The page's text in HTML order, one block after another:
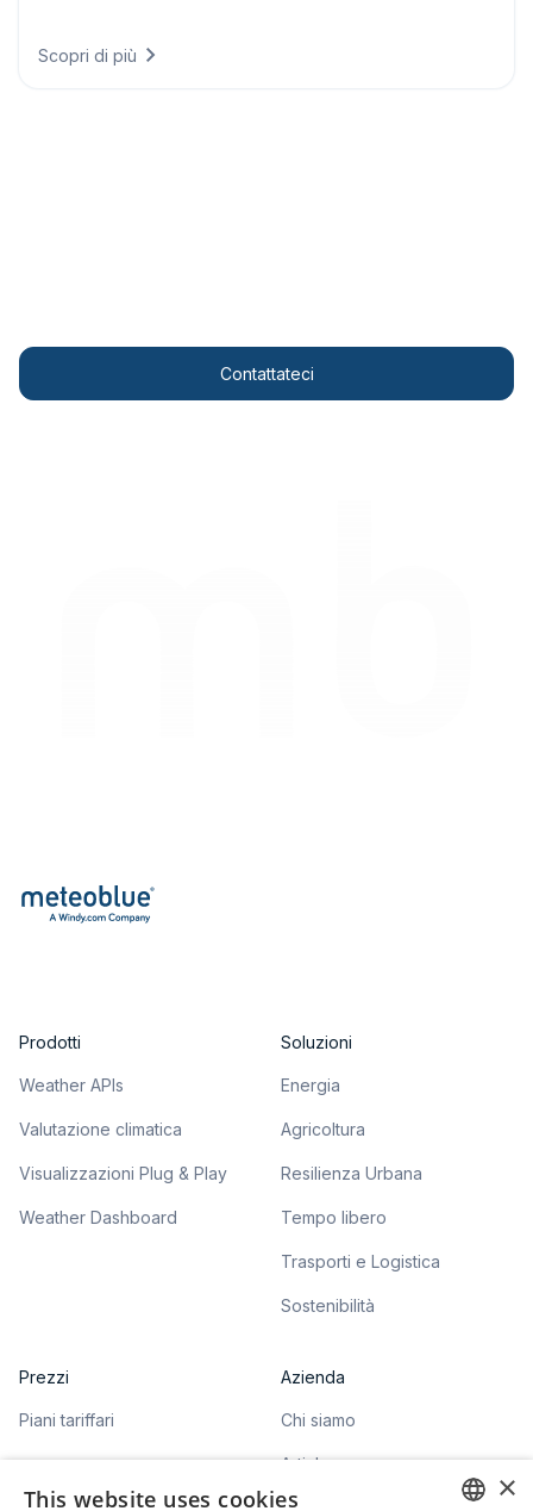
Scopri di più
Contattateci
Prodotti
Weather APIs
Valutazione climatica
Visualizzazioni Plug & Play
Weather Dashboard
Soluzioni
Energia
Agricoltura
Resilienza Urbana
Tempo libero
Trasporti e Logistica
Sostenibilità
Prezzi
Piani tariffari
Azienda
Chi siamo
Articles
×
This website uses cookies